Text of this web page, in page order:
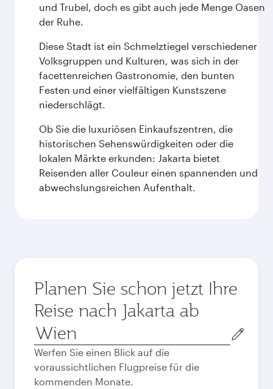
und Trubel, doch es gibt auch jede Menge Oasen
der Ruhe.
Diese Stadt ist ein Schmelztiegel verschiedener
Volksgruppen und Kulturen, was sich in der
facettenreichen Gastronomie, den bunten
Festen und einer vielfältigen Kunstszene
niederschlägt.
Ob Sie die luxuriösen Einkaufszentren, die
historischen Sehenswürdigkeiten oder die
lokalen Märkte erkunden: Jakarta bietet
Reisenden aller Couleur einen spannenden und
abwechslungsreichen Aufenthalt.
Planen Sie schon jetzt Ihre
Reise nach Jakarta ab
Abflugort
Werfen Sie einen Blick auf die
voraussichtlichen Flugpreise für die
kommenden Monate.